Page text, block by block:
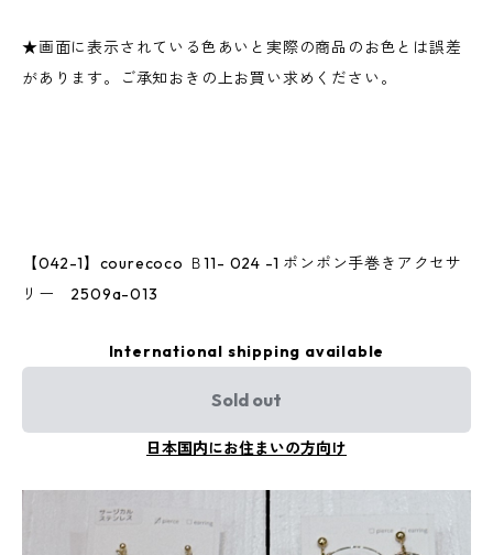
★画面に表示されている色あいと実際の商品のお色とは誤差
があります。ご承知おきの上お買い求めください。
【042-1】courecoco Ｂ11- 024 -1 ポンポン手巻きアクセサ
リー 2509a-013
International shipping available
Sold out
日本国内にお住まいの方向け